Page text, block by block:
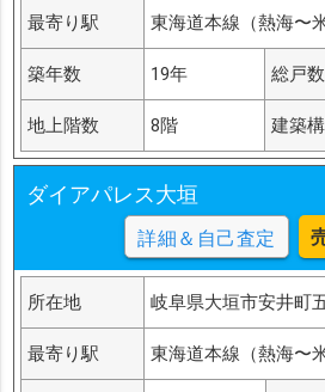
最寄り駅 東海道本線（熱海〜
築年数 19年 総戸数
地上階数 8階 建築
ダイアパレス大垣
詳細＆自己査定
所在地 岐阜県大垣市安井町
最寄り駅 東海道本線（熱海〜